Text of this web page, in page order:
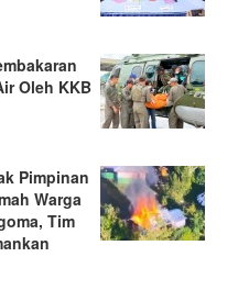
Oleh KKB
Pimpinan
Warga
Tim